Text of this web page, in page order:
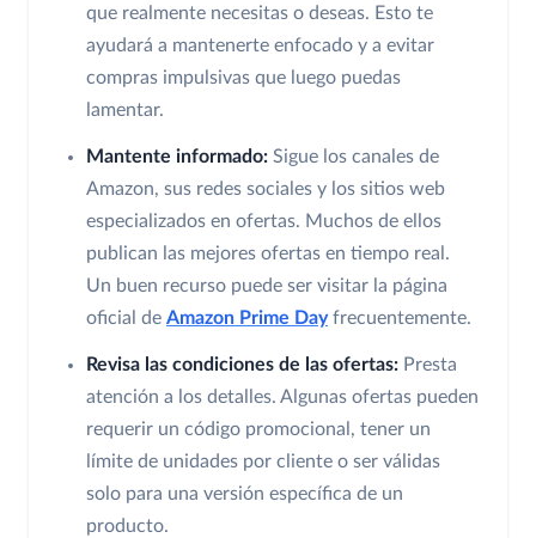
que realmente necesitas o deseas. Esto te
ayudará a mantenerte enfocado y a evitar
compras impulsivas que luego puedas
lamentar.
Mantente informado: Sigue los canales de
Amazon, sus redes sociales y los sitios web
especializados en ofertas. Muchos de ellos
publican las mejores ofertas en tiempo real.
Un buen recurso puede ser visitar la página
oficial de Amazon Prime Dayfrecuentemente.
Revisa las condiciones de las ofertas: Presta
atención a los detalles. Algunas ofertas pueden
requerir un código promocional, tener un
límite de unidades por cliente o ser válidas
solo para una versión específica de un
producto.